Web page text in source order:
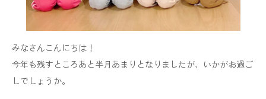
みなさんこんにちは！
今年も残すところあと半月あまりとなりましたが、いかがお過ご
しでしょうか。